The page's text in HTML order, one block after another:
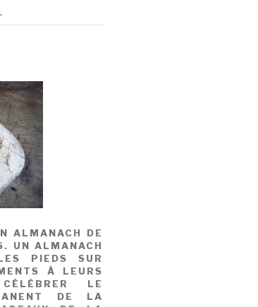
ALMANACH DE
UN ALMANACH
PIEDS SUR
À LEURS
LE
DE LA